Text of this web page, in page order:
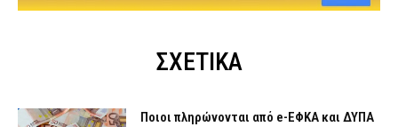
ΣΧΕΤΙΚΑ
Ποιοι πληρώνονται από e-ΕΦΚΑ και ΔΥΠΑ